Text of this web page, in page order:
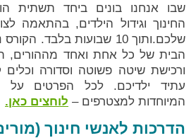
שבו אנחנו בונים ביחד תשתית
החינוך וגידול הילדים, בהתאמה
שלכם.ותוך 10 שבועות בלבד.
הבית של כל אחת ואחד מההורים,
ורכישת שיטה פשוטה וסדורה וכלים
עתיד ילדיכם. לכל הפרטים על
המיוחדות למצטרפים – לוחצים כאן.
הדרכות לאנשי חינוך (מורים